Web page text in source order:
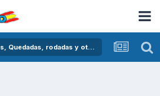
Concentraciones Nacionales, Quedadas, rodadas y otras crónicas del asfalto